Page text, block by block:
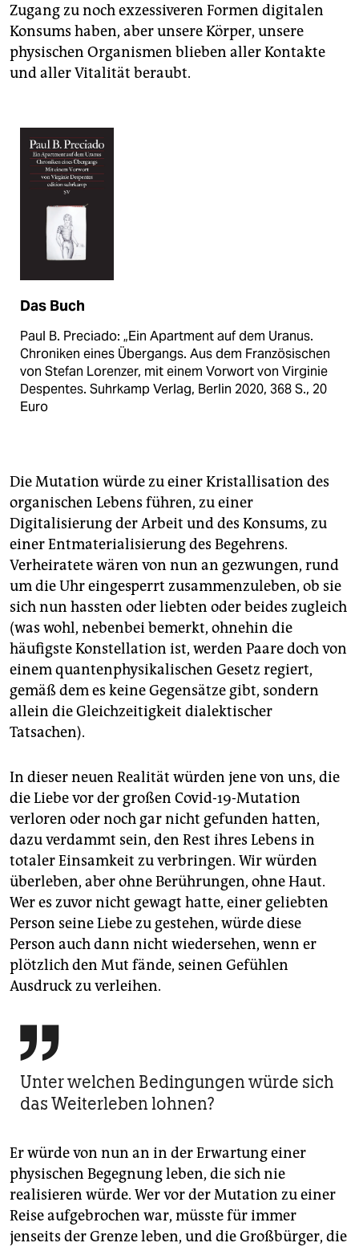
Zugang zu noch exzessiveren Formen digitalen
Konsums haben, aber unsere Körper, unsere
physischen Organismen blieben aller Kontakte
und aller Vitalität beraubt.
Das Buch
Paul B. Preciado: „Ein Apartment auf dem Uranus.
Chroniken eines Übergangs. Aus dem Französischen
von Stefan Lorenzer, mit einem Vorwort von Virginie
Despentes. Suhrkamp Verlag, Berlin 2020, 368 S., 20
Euro
Die Mutation würde zu einer Kristallisation des
organischen Lebens führen, zu einer
Digitalisierung der Arbeit und des Konsums, zu
einer Entmaterialisierung des Begehrens.
Verheiratete wären von nun an gezwungen, rund
um die Uhr eingesperrt zusammenzuleben, ob sie
sich nun hassten oder liebten oder beides zugleich
(was wohl, nebenbei bemerkt, ohnehin die
häufigste Kon­stel­lation ist, werden Paare doch von
einem quantenphysikalischen Gesetz regiert,
gemäß dem es keine Gegensätze gibt, sondern
allein die Gleichzeitigkeit dialektischer
Tatsachen).
In dieser neuen Realität würden jene von uns, die
die Liebe vor der großen Covid-19-Mutation
verloren oder noch gar nicht gefunden hatten,
dazu verdammt sein, den Rest ihres Lebens in
totaler Einsamkeit zu verbringen. Wir würden
überleben, aber ohne Berührungen, ohne Haut.
Wer es zuvor nicht gewagt hatte, einer geliebten
Person seine Liebe zu gestehen, würde diese
Person auch dann nicht wiedersehen, wenn er
plötzlich den Mut fände, seinen Gefühlen
Ausdruck zu verleihen.

Unter welchen Bedingungen würde sich
das Weiterleben lohnen?
Er würde von nun an in der Erwartung einer
physischen Begegnung leben, die sich nie
realisieren würde. Wer vor der Mutation zu einer
Reise aufgebrochen war, müsste für immer
jenseits der Grenze leben, und die Großbürger, die